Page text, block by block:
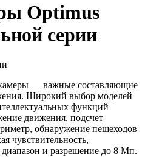
Optimus
серии
— важные составляющие
Широкий выбор моделей
функций
движения, подсчет
обнаружение пешеходов
чувствительность,
и разрешение до 8 Мп.